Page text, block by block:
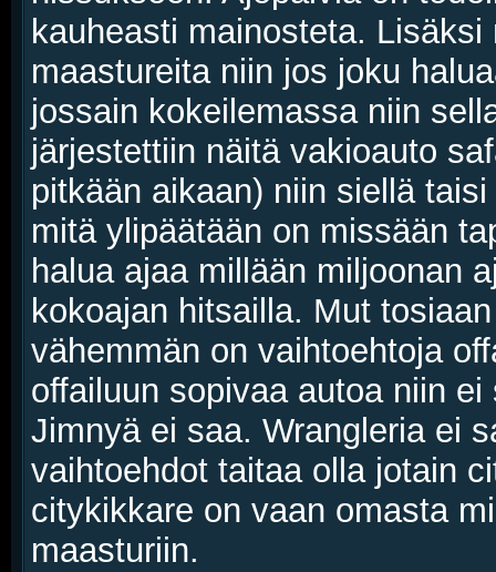
kauheasti mainosteta.
maastureita niin jos joku
jossain kokeilemassa niin
järjestettiin näitä vakioauto
pitkään aikaan) niin siellä
mitä ylipäätään on missään
halua ajaa millään miljoonan
kokoajan hitsailla. Mut
vähemmän on vaihtoehtoja
offailuun sopivaa autoa niin
Jimnyä ei saa. Wrangleria ei
vaihtoehdot taitaa olla jotain
citykikkare on vaan omasta
maasturiin.